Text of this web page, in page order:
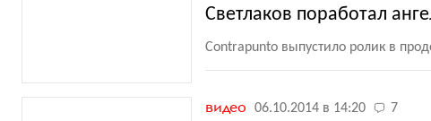
Светлаков поработал
Contrapunto выпустило ролик в
видео 06.10.2014 в 14:20 7